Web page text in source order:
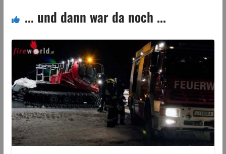
... und dann war da noch ...